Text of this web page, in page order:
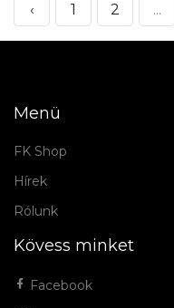
‹ 1 2 ...
Menü
FK Shop
Hírek
Rólunk
Kövess minket
Facebook